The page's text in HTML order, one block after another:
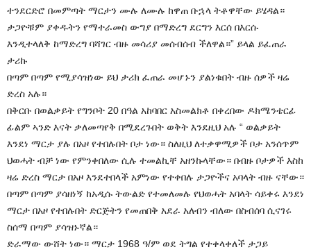
ተንደርድሮ በመምጣት ማርታን ሙሉ ለሙሉ ከዋጠ ቡኋላ ትቶዋቸው ይሄዳል።
ታጋዮቹም ያቀዱትን የማተራመስ ውግያ በማድረግ ደርግን እርሰ በእርሱ
እንዲተላለቅ ከማድረግ ባሻገር ብዙ መሳሪያ መሰብሰብ ችለዋል።” ይላል ይፈጠራ
ታሪኩ
በጣም በጣም የሚያሳዝነው ይህ ታሪክ ፈጠራ መሆኑን ያልነቁበት ብዙ ሰዎች ዛሬ
ድረስ አሉ።
በቅርቡ በወልቃይት የግንቦት 20 በዓል አከባበር አስመልክቶ በቀረበው ዶክሜንቴርፊ
ፊልም ኣንድ እናት ቃለመጣየቅ በሚደረጉበት ወቅት እንደዚህ አሉ “ ወልቃይት
እንደነ ማርታ ያሉ በአዞ የተበሉበት ቦታ ነው። ስለዚህ ለተቃዋሚዎች ቦታ አንሰጥም
ህወሓት ብቻ ነው የምንቀበለው ሲሉ ተመልኪቸ አዘንኩላቸው። በብዙ ቦታዎች እስከ
ዛሬ ድረስ ማርታ በአዞ እንደተበላች አምነው የተቀበሉ ታጋዮችና አባላት ብዙ ናቸው።
በጣም በጣም ያሳዘነኝ ከአዲሱ ትውልድ የተመለመሉ የህወሓት አባላት ሳይቀሩ እንደነ
ማርታ በአዞ የተበሉበት ድርጅትን የመጠበቅ አደራ አለብን ብለው በስብሰባ ሲናገሩ
ስሰማ በጣም ያሳዝኑኛል።
ድራማው ውሸት ነው። ማርታ 1968 ዓ/ም ወደ ትግል የተቀላቀለች ታጋይ